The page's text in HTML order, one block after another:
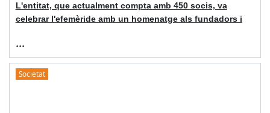
L'entitat, que actualment compta amb 450 socis, va
celebrar l'efemèride amb un homenatge als fundadors i
...
Societat